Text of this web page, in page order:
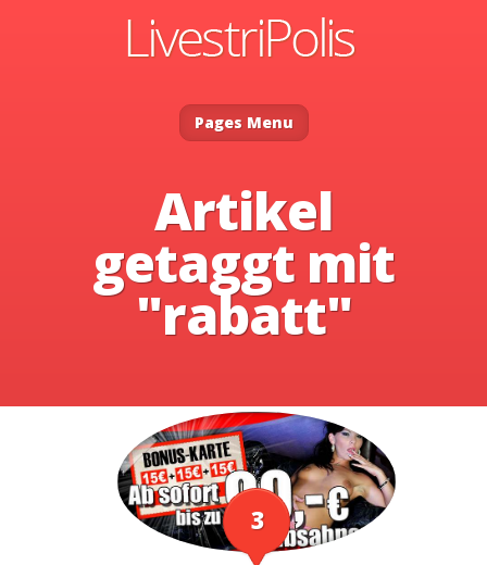
Pages Menu
Artikel
getaggt mit
"rabatt"
3